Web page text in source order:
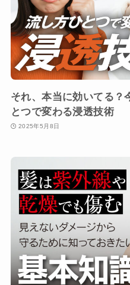
それ、本当に効いてる？
とつで変わる浸透技術
2025年5月8日